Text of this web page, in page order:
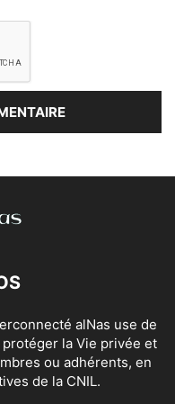
alNas use de
la Vie privée et
ou adhérents, en
de la CNIL.